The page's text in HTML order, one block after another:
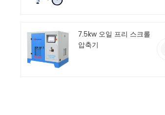
7.5kw 오일 프리 스크롤
압축기